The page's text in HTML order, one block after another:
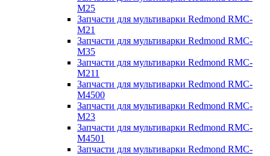
M25
Запчасти для мультиварки Redmond RMC-
M21
Запчасти для мультиварки Redmond RMC-
M35
Запчасти для мультиварки Redmond RMC-
M211
Запчасти для мультиварки Redmond RMC-
M4500
Запчасти для мультиварки Redmond RMC-
M23
Запчасти для мультиварки Redmond RMC-
M4501
Запчасти для мультиварки Redmond RMC-